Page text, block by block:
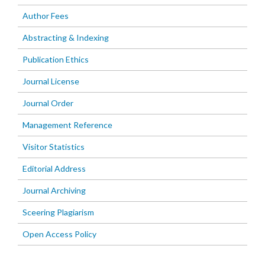
Author Fees
Abstracting & Indexing
Publication Ethics
Journal License
Journal Order
Management Reference
Visitor Statistics
Editorial Address
Journal Archiving
Sceering Plagiarism
Open Access Policy